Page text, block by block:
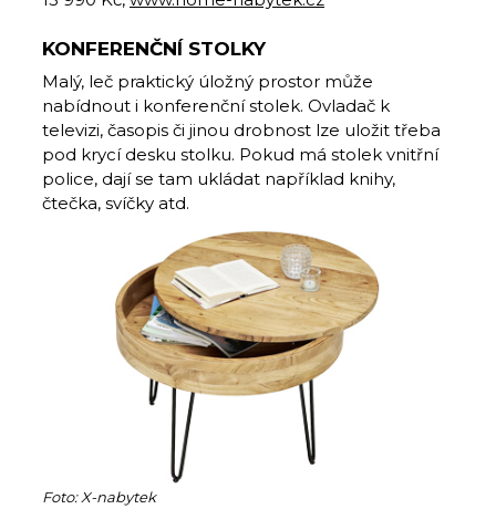
KONFERENČNÍ STOLKY
Malý, leč praktický úložný prostor může
nabídnout i konferenční stolek. Ovladač k
televizi, časopis či jinou drobnost lze uložit třeba
pod krycí desku stolku. Pokud má stolek vnitřní
police, dají se tam ukládat například knihy,
čtečka, svíčky atd.
Foto: X-nabytek